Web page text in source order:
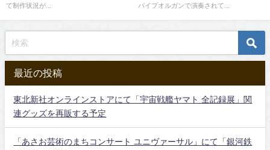
て制作状況が...
パイプオルガンで演奏されて...
最近の投稿
東北新社オンラインストアにて「宇宙戦艦ヤマト 全記録展」関
連グッズを再販する予定
「あさお芸術のまちコンサート ユニヴァーサル」にて「銀河鉄